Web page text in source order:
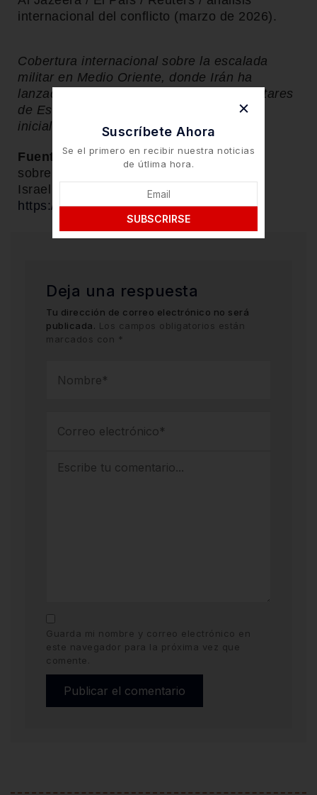
internacional del conflicto (marzo de 2026).
Cobertura internacional sobre la escalada
militar en Medio Oriente, donde Irán ha
lanzado misiles contra Israel y bases militares
de Estados Unidos tras los bombardeos
iniciales contra territorio iraní.
Fuente:YouTube / Cobertura informativa
sobre la escalada del conflicto entre Irán,
Israel y Estados Unidos.
https://youtu.be/DwOn0_QjLps
Deja una respuesta
Tu dirección de correo electrónico no será
publicada. Los campos obligatorios están
marcados con *
Guarda mi nombre y correo electrónico en
este navegador para la próxima vez que
comente.
Suscríbete Ahora
Se el primero en recibir nuestra noticias
de útlima hora.
SUBSCRIRSE